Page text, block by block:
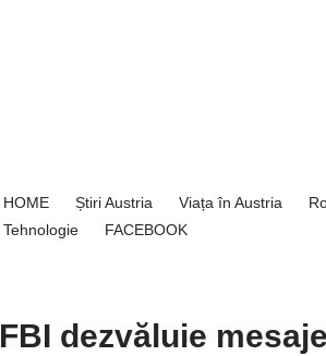
HOME Știri Austria Viața în Austria
Tehnologie
FACEBOOK
FBI dezvăluie